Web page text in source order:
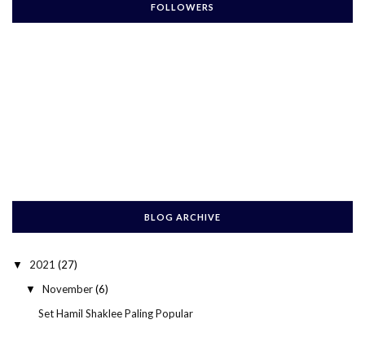
FOLLOWERS
BLOG ARCHIVE
▼ 2021 (27)
▼ November(6)
Set Hamil Shaklee Paling Popular